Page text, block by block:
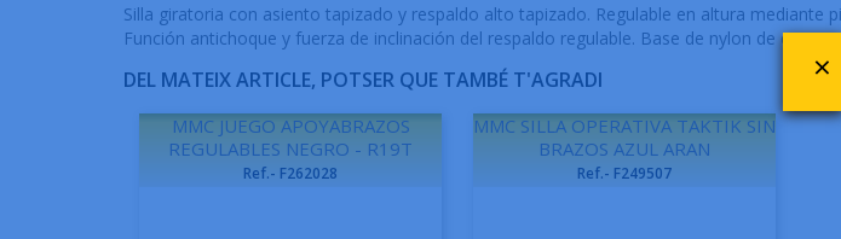
Silla giratoria con asiento tapizado y respaldo alto tapizado. Regulable en altura mediante
Función antichoque y fuerza de inclinación del respaldo regulable. Base de nylon de cinco
DEL MATEIX ARTICLE, POTSER QUE TAMBÉ T'AGRADI
MMC JUEGO APOYABRAZOS
REGULABLES NEGRO - R19T
Ref.- F262028
MMC SILLA OPERATIVA TAKTIK SIN
BRAZOS AZUL ARAN
Ref.- F249507
×